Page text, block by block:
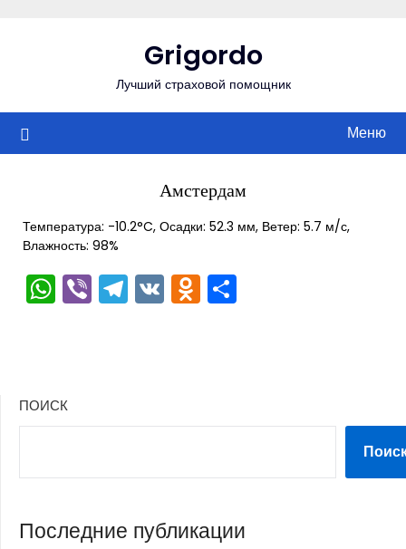
Grigordo
Лучший страховой помощник
Меню
Амстердам
Температура: -10.2°C, Осадки: 52.3 мм, Ветер: 5.7 м/с,
Влажность: 98%
WhatsApp
ViberTelegram
VKOdnoklassniki
ПОИСК
Последние публикации